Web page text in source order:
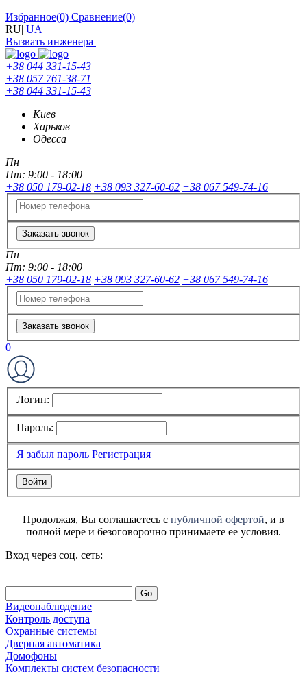
Избранное(0) Сравнение(0)
RU| UA
Вызвать инженера
+38 044 331-15-43
+38 057 761-38-71
+38 044 331-15-43
Киев
Харьков
Одесса
Пн
Пт: 9:00 - 18:00
+38 050 179-02-18 +38 093 327-60-62 +38 067 549-74-16
Заказать звонок
Пн
Пт: 9:00 - 18:00
+38 050 179-02-18 +38 093 327-60-62 +38 067 549-74-16
Заказать звонок
0
Логин:
Пароль:
Я забыл пароль Регистрация
Продолжая, Вы соглашаетесь с публичной офертой, и в
полной мере и безоговорочно принимаете ее условия.
Вход через соц. сеть:
Go
Видеонаблюдение
Контроль доступа
Охранные системы
Дверная автоматика
Домофоны
Комплекты систем безопасности